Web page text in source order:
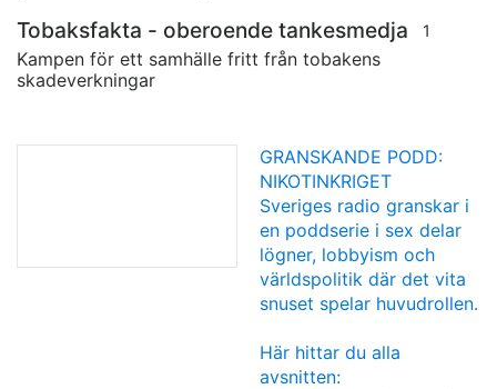
Tobaksfakta - oberoende tankesmedja 1
Kampen för ett samhälle fritt från tobakens
skadeverkningar
GRANSKANDE PODD:
NIKOTINKRIGET
Sveriges radio granskar i
en poddserie i sex delar
lögner, lobbyism och
världspolitik där det vita
snuset spelar huvudrollen.
Här hittar du alla
avsnitten: